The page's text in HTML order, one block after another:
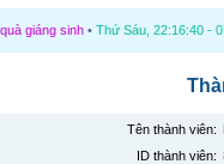
giáng sinh • Thứ Sáu, 22:16:40 -
Tên thành viên:
ID thành viên: